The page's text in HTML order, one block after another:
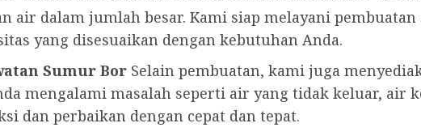
air dalam jumlah besar. Kami siap melayani
yang disesuaikan dengan kebutuhan Anda.
Sumur Bor Selain pembuatan, kami juga
mengalami masalah seperti air yang tidak keluar, air
dan perbaikan dengan cepat dan tepat.